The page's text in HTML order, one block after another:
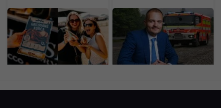
Gastro na
LOVESTREAME: Polovica
kuraťa za 12 eur a smash
burger za 10 eur
(PREHĽAD CIEN)
Miliardár Strnad rozširuje
výrobu na Slovensku.
Hlási rekord a zákazky za
46 miliárd eur